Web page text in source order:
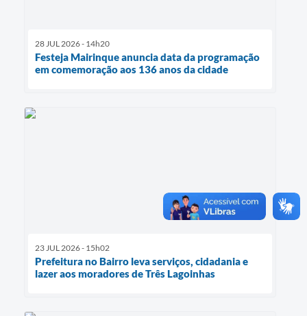
28 JUL 2026 - 14h20
Festeja Mairinque anuncia data da programação
em comemoração aos 136 anos da cidade
23 JUL 2026 - 15h02
Prefeitura no Bairro leva serviços, cidadania e
lazer aos moradores de Três Lagoinhas